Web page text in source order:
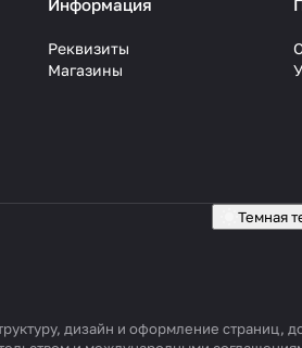
Информация
Реквизиты
Магазины
Темная
дизайн и оформление страниц,